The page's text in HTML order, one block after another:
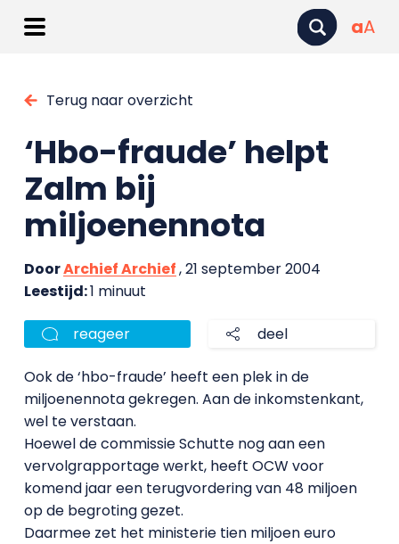
aA
Terug naar overzicht
‘Hbo-fraude’ helpt
Zalm bij
miljoenennota
DoorArchief Archief, 21 september 2004
Leestijd:1 minuut
reageer deel
Ook de ‘hbo-fraude’ heeft een plek in de
miljoenennota gekregen. Aan de inkomstenkant,
wel te verstaan.
Hoewel de commissie Schutte nog aan een
vervolgrapportage werkt, heeft OCW voor
komend jaar een terugvordering van 48 miljoen
op de begroting gezet.
Daarmee zet het ministerie tien miljoen euro